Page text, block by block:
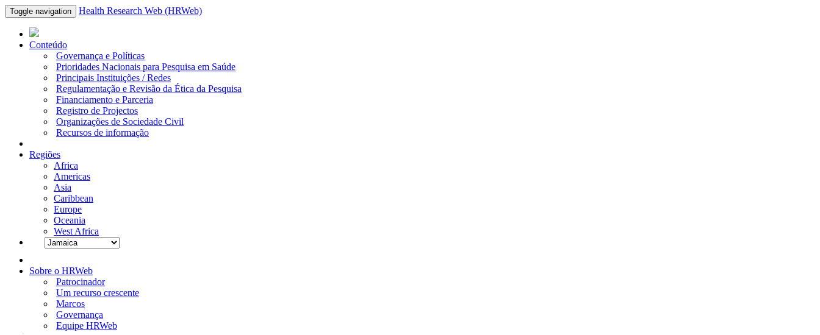
Toggle navigation Health Research Web (HRWeb)
Conteúdo
Governança e Políticas
Prioridades Nacionais para Pesquisa em Saúde
Principais Instituições / Redes
Regulamentação e Revisão da Ética da Pesquisa
Financiamento e Parceria
Registro de Projectos
Organizações de Sociedade Civil
Recursos de informação
Regiões
Africa
Americas
Asia
Caribbean
Europe
Oceania
West Africa
Sobre o HRWeb
Patrocinador
Um recurso crescente
Marcos
Governança
Equipe HRWeb